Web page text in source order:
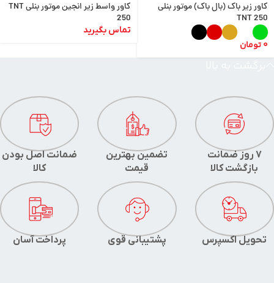
کاور زیر باک (بال باک) موتور بنلی
TNT 250
0تومان
کاور واسط زیر انجین موتور بنلی TNT
250
تماس بگیرید
ضمانت اصل بودن
کالا
تضمین بهترین
قیمت
7 روز ضمانت
بازگشت کالا
پرداخت آسان پشتیبانی قوی تحویل اکسپرس